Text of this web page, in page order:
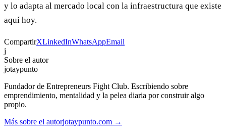
y lo adapta al mercado local con la infraestructura que existe
aquí hoy.
CompartirXLinkedInWhatsAppEmail
j
Sobre el autor
jotaypunto
Fundador de Entrepreneurs Fight Club. Escribiendo sobre
emprendimiento, mentalidad y la pelea diaria por construir algo
propio.
Más sobre el autorjotaypunto.com →